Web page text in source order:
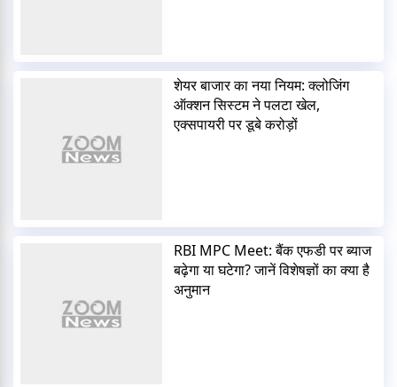
शेयर बाजार का नया नियम: क्लोजिंग
ऑक्शन सिस्टम ने पलटा खेल,
एक्सपायरी पर डूबे करोड़ों
RBI MPC Meet: बैंक एफडी पर ब्याज
बढ़ेगा या घटेगा? जानें विशेषज्ञों का क्या है
अनुमान